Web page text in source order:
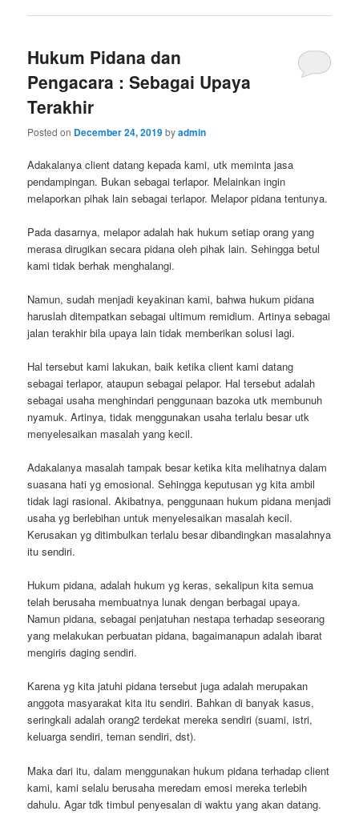
Hukum Pidana dan
Pengacara : Sebagai Upaya
Terakhir
Posted on December 24, 2019byadmin
Adakalanya client datang kepada kami, utk meminta jasa
pendampingan. Bukan sebagai terlapor. Melainkan ingin
melaporkan pihak lain sebagai terlapor. Melapor pidana tentunya.
Pada dasarnya, melapor adalah hak hukum setiap orang yang
merasa dirugikan secara pidana oleh pihak lain. Sehingga betul
kami tidak berhak menghalangi.
Namun, sudah menjadi keyakinan kami, bahwa hukum pidana
haruslah ditempatkan sebagai ultimum remidium. Artinya sebagai
jalan terakhir bila upaya lain tidak memberikan solusi lagi.
Hal tersebut kami lakukan, baik ketika client kami datang
sebagai terlapor, ataupun sebagai pelapor. Hal tersebut adalah
sebagai usaha menghindari penggunaan bazoka utk membunuh
nyamuk. Artinya, tidak menggunakan usaha terlalu besar utk
menyelesaikan masalah yang kecil.
Adakalanya masalah tampak besar ketika kita melihatnya dalam
suasana hati yg emosional. Sehingga keputusan yg kita ambil
tidak lagi rasional. Akibatnya, penggunaan hukum pidana menjadi
usaha yg berlebihan untuk menyelesaikan masalah kecil.
Kerusakan yg ditimbulkan terlalu besar dibandingkan masalahnya
itu sendiri.
Hukum pidana, adalah hukum yg keras, sekalipun kita semua
telah berusaha membuatnya lunak dengan berbagai upaya.
Namun pidana, sebagai penjatuhan nestapa terhadap seseorang
yang melakukan perbuatan pidana, bagaimanapun adalah ibarat
mengiris daging sendiri.
Karena yg kita jatuhi pidana tersebut juga adalah merupakan
anggota masyarakat kita itu sendiri. Bahkan di banyak kasus,
seringkali adalah orang2 terdekat mereka sendiri (suami, istri,
keluarga sendiri, teman sendiri, dst).
Maka dari itu, dalam menggunakan hukum pidana terhadap client
kami, kami selalu berusaha meredam emosi mereka terlebih
dahulu. Agar tdk timbul penyesalan di waktu yang akan datang.